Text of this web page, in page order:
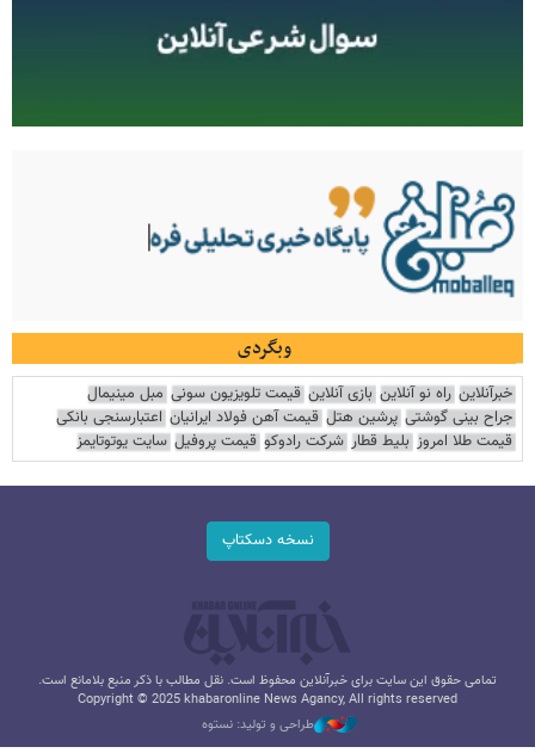
وبگردی
خبرآنلاین راه نو آنلاین بازی آنلاین قیمت تلویزیون سونی مبل مینیمال
جراح بینی گوشتی پرشین هتل قیمت آهن فولاد ایرانیان اعتبارسنجی بانکی
قیمت طلا امروز بلیط قطار شرکت رادوکو قیمت پروفیل سایت یوتوتایمز
نسخه دسکتاپ
تمامی حقوق این سایت برای خبرآنلاین محفوظ است. نقل مطالب با ذکر منبع بلامانع است.
Copyright © 2025 khabaronline News Agancy, All rights reserved
طراحی و تولید: نستوه